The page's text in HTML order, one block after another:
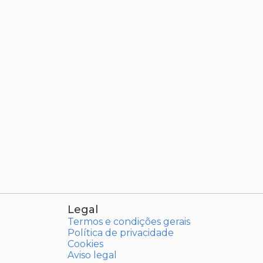
Legal
Termos e condições gerais
Política de privacidade
Cookies
Aviso legal